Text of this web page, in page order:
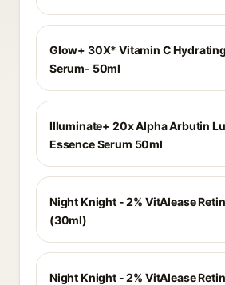
Glow+ 30X* Vitamin C
Serum- 50ml
Illuminate+ 20x Alpha Arbutin
Essence Serum 50ml
Night Knight - 2% VitAlease
(30ml)
Night Knight - 2% VitAlease